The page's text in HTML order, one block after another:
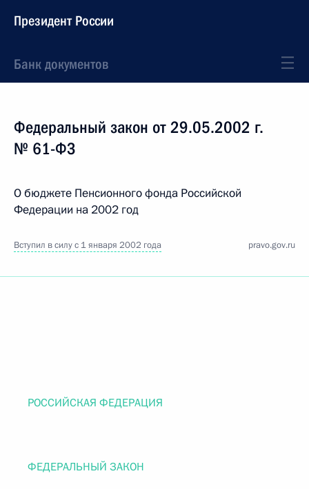
Президент России
Банк документов
Федеральный закон от 29.05.2002 г.
№ 61-ФЗ
О бюджете Пенсионного фонда Российской
Федерации на 2002 год
Вступил в силу с 1 января 2002 года pravo.gov.ru
РОССИЙСКАЯ ФЕДЕРАЦИЯ
ФЕДЕРАЛЬНЫЙ ЗАКОН